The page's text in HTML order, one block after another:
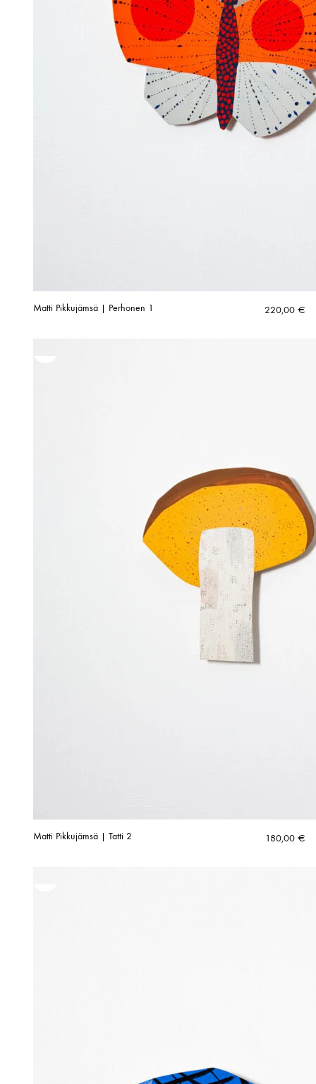
Matti Pikkujämsä | Perhonen 1 220,00 €
Matti Pikkujämsä | Tatti 2 180,00 €